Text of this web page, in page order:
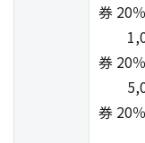
券 20
券 20
券 20